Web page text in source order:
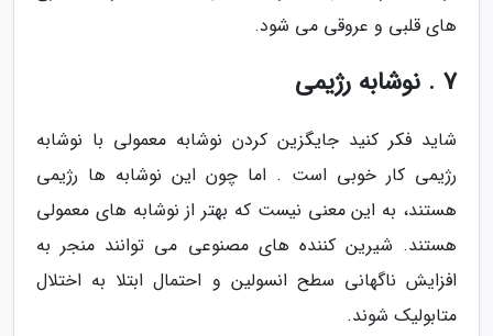
های قلبی و عروقی می شود.
7 . نوشابه رژیمی
شاید فکر کنید جایگزین کردن نوشابه معمولی با نوشابه
رژیمی کار خوبی است . اما چون این نوشابه ها رژیمی
هستند، به این معنی نیست که بهتر از نوشابه های معمولی
هستند. شیرین کننده های مصنوعی می توانند منجر به
افزایش ناگهانی سطح انسولین و احتمال ابتلا به اختلال
متابولیک شوند.